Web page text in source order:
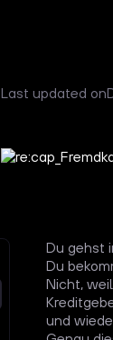
Last updated on
Du gehst
Du
Nicht,
und